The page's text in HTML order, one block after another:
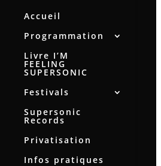
Accueil
Programmation
Livre I’M
FEELING
SUPERSONIC
Festivals
Supersonic
Records
Privatisation
Infos pratiques